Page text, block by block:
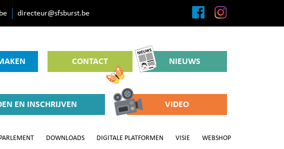
directeur@sfsburst.be
CONTACT NIEUWS
EN INSCHRIJVEN VIDEO
DOWNLOADS DIGITALE PLATFORMEN VISIE WEBSHOP